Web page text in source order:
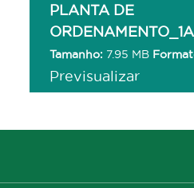
PLANTA DE
Tamanho: 7.95 MB
Previsualizar